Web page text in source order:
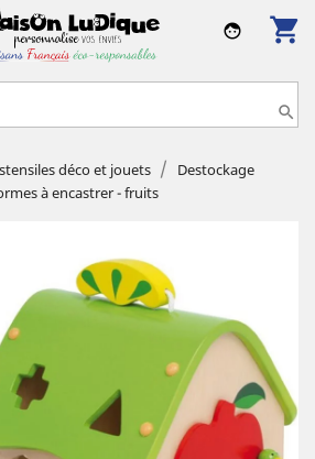
shopping_cart
face

déco et jouets
Destockage
à encastrer - fruits